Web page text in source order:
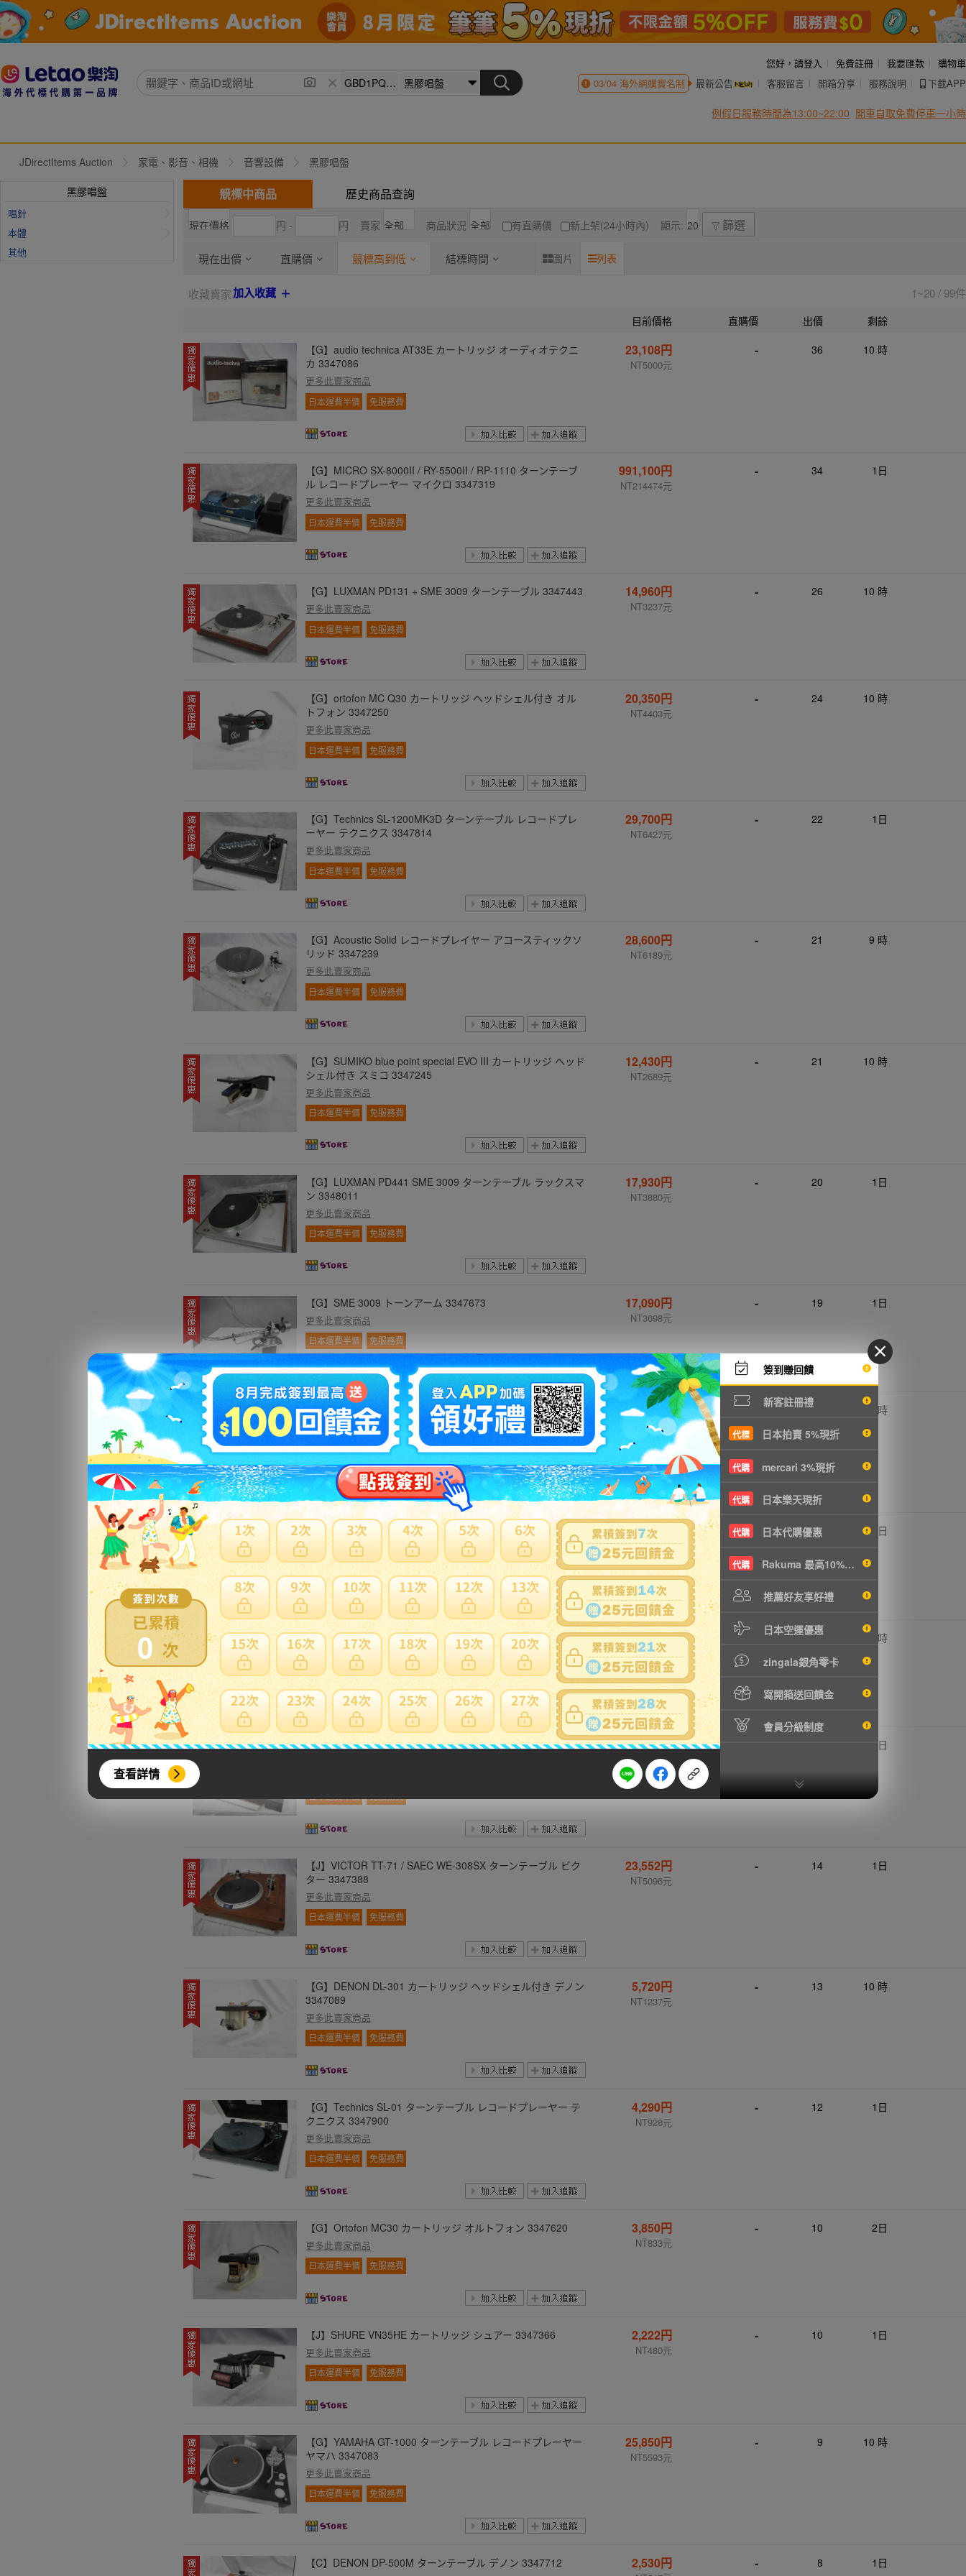
0
查看詳情
簽到賺回饋
新客註冊禮
代標 日本拍賣 5%現折
代購 mercari 3%現折
代購 日本樂天現折
代購 日本代購優惠
代購 Rakuma 最高10%現折
推薦好友享好禮
日本空運優惠
zingala銀角零卡
寫開箱送回饋金
會員分級制度
您好， 請登入 免費註冊 我要匯款
購物車
03/04海外網購實名制 最新公告 客服留言 開箱分享 服務說明 下載APP
例假日服務時間為13:00~22:00 開車自取免費停車一小時
JDirectItems Auction 家電、影音、相機 音響設備 黑膠唱盤
黑膠唱盤
唱針
本體
其他
競標中商品 歷史商品查詢
円 - 円 賣家 商品狀況 有直購價 新上架(24小時內) 顯示: 篩選
現在出價 直購價 競標高到低 結標時間 圖片 列表
收藏賣家加入收藏 1~20 / 99件
目前價格 直購價 出價
剩餘
【G】audio technica AT33E カートリッジ オーディオテクニ
カ 3347086
更多此賣家商品
日本運費半價 免服務費
23,108円
NT5000元
- 36 10 時
【G】MICRO SX-8000II / RY-5500II / RP-1110 ターンテーブ
ル レコードプレーヤー マイクロ 3347319
更多此賣家商品
日本運費半價 免服務費
991,100円
NT214474元
- 34 1日
【G】LUXMAN PD131 + SME 3009 ターンテーブル 3347443
更多此賣家商品
日本運費半價 免服務費
14,960円
NT3237元
- 26 10 時
【G】ortofon MC Q30 カートリッジ ヘッドシェル付き オル
トフォン 3347250
更多此賣家商品
日本運費半價 免服務費
20,350円
NT4403元
- 24 10 時
【G】Technics SL-1200MK3D ターンテーブル レコードプレ
ーヤー テクニクス 3347814
更多此賣家商品
日本運費半價 免服務費
29,700円
NT6427元
- 22 1日
【G】Acoustic Solid レコードプレイヤー アコースティックソ
リッド 3347239
更多此賣家商品
日本運費半價 免服務費
28,600円
NT6189元
- 21 9 時
【G】SUMIKO blue point special EVO III カートリッジ ヘッド
シェル付き スミコ 3347245
更多此賣家商品
日本運費半價 免服務費
12,430円
NT2689元
- 21 10 時
【G】LUXMAN PD441 SME 3009 ターンテーブル ラックスマ
ン 3348011
更多此賣家商品
日本運費半價 免服務費
17,930円
NT3880元
- 20 1日
【G】SME 3009 トーンアーム 3347673
更多此賣家商品
日本運費半價 免服務費
17,090円
NT3698元
- 19 1日
【G】audio technica AT33E カートリッジ オーディオテクニ
カ 3347087
更多此賣家商品
13,684円
NT2961元
18 10 時
【G】SME 3009 トーンアーム 3347686
更多此賣家商品
日本運費半價 免服務費
22,660円
NT4903元
16 1日
【G】DENON DP-7000 レコードプレーヤー デノン 3347077
更多此賣家商品
日本運費半價 免服務費
10,340円
NT2237元
16 10 時
【G】Technics SH-10B3 / SH-10E / SP-10MKII ターンテーブ
66,001円
NT14282元
1日
【J】VICTOR TT-71 / SAEC WE-308SX ターンテーブル ビク
ター 3347388
更多此賣家商品
日本運費半價 免服務費
23,552円
NT5096元
- 14 1日
【G】DENON DL-301 カートリッジ ヘッドシェル付き デノン
3347089
更多此賣家商品
日本運費半價 免服務費
5,720円
NT1237元
- 13 10 時
【G】Technics SL-01 ターンテーブル レコードプレーヤー テ
クニクス 3347900
更多此賣家商品
日本運費半價 免服務費
4,290円
NT928元
- 12 1日
【G】Ortofon MC30 カートリッジ オルトフォン 3347620
更多此賣家商品
日本運費半價 免服務費
3,850円
NT833元
- 10 2日
【J】SHURE VN35HE カートリッジ シュアー 3347366
更多此賣家商品
日本運費半價 免服務費
2,222円
NT480元
- 10 1日
【G】YAMAHA GT-1000 ターンテーブル レコードプレーヤー
ヤマハ 3347083
更多此賣家商品
日本運費半價 免服務費
25,850円
NT5593元
- 9 10 時
【C】DENON DP-500M ターンテーブル デノン 3347712 2,530円 - 8 1日